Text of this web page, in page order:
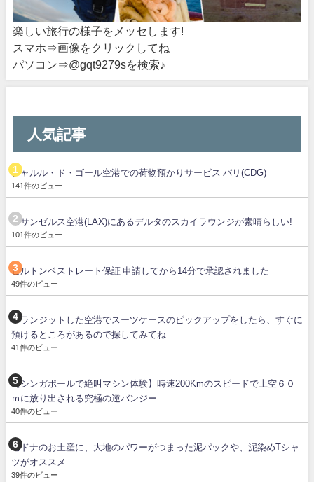
楽しい旅行の様子をメッセします!
スマホ⇒画像をクリックしてね
パソコン⇒@gqt9279sを検索♪
人気記事
シャルル・ド・ゴール空港での荷物預かりサービス パリ(CDG)
141件のビュー
ロサンゼルス空港(LAX)にあるデルタのスカイラウンジが素晴らしい!
101件のビュー
ヒルトンベストレート保証 申請してから14分で承認されました
49件のビュー
トランジットした空港でスーツケースのピックアップをしたら、すぐに
預けるところがあるので探してみてね
41件のビュー
【シンガポールで絶叫マシン体験】時速200Kmのスピードで上空６０
ｍに放り出される究極の逆バンジー
40件のビュー
セドナのお土産に、大地のパワーがつまった泥パックや、泥染めTシャ
ツがオススメ
39件のビュー